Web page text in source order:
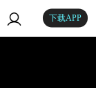
下载APP